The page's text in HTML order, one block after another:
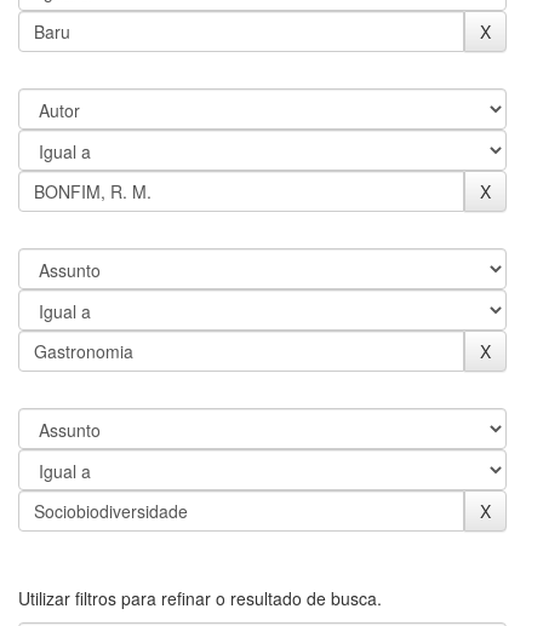
Utilizar filtros para refinar o resultado de busca.